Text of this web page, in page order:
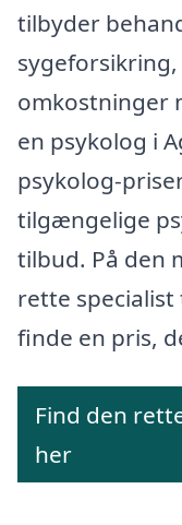
tilbyder
omkostninger
en psykolog i
psykolog-
tilgængelige
tilbud. På den
rette
finde en pris,
Find den
her